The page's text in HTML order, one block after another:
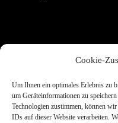
Cookie-
Um Ihnen ein optimales Erlebnis zu
um Geräteinformationen zu
Technologien zustimmen, können
IDs auf dieser Website verarbeiten.
Telefon: +49 151
E-Mail: